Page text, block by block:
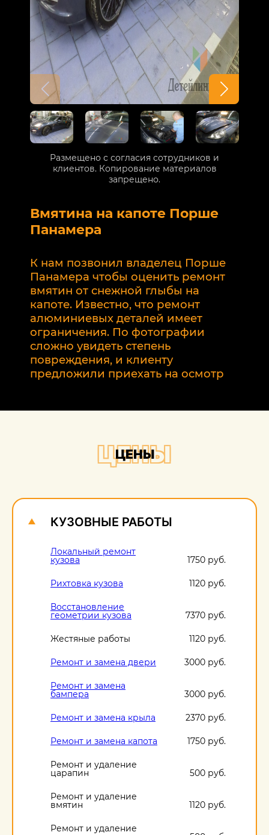
Вмятина на капоте Порше
Панамера
К нам позвонил владелец Порше
Панамера чтобы оценить ремонт
вмятин от снежной глыбы на
капоте. Известно, что ремонт
алюминиевых деталей имеет
ограничения. По фотографии
сложно увидеть степень
повреждения, и клиенту
предложили приехать на осмотр
Размещено с согласия сотрудников и
клиентов. Копирование материалов
запрещено.
ЦЕНЫ
ЦЕНЫ
КУЗОВНЫЕ РАБОТЫ
Локальный ремонт
кузова 1750 руб.
Рихтовка кузова 1120 руб.
Восстановление
геометрии кузова 7370 руб.
Жестяные работы 1120 руб.
Ремонт и замена двери 3000 руб.
Ремонт и замена
бампера 3000 руб.
Ремонт и замена крыла 2370 руб.
Ремонт и замена капота 1750 руб.
Ремонт и удаление
царапин 500 руб.
Ремонт и удаление
вмятин 1120 руб.
Ремонт и удаление